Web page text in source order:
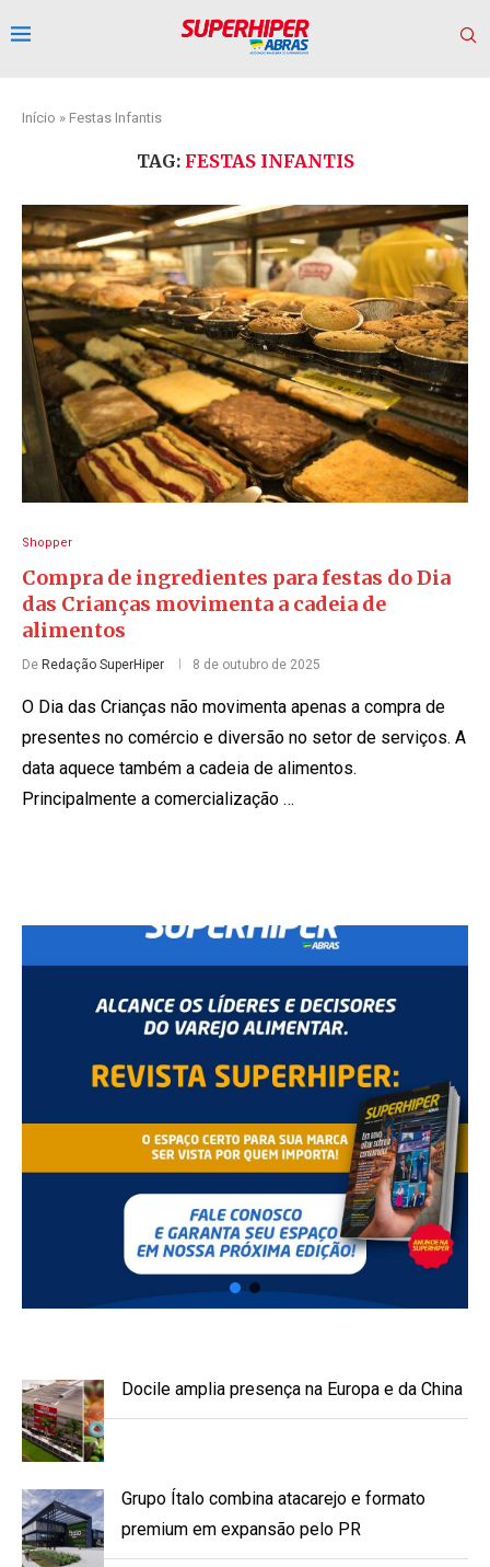
Início » Festas Infantis
TAG: FESTAS INFANTIS
Shopper
Compra de ingredientes para festas do Dia
das Crianças movimenta a cadeia de
alimentos
De Redação SuperHiper 8 de outubro de 2025
O Dia das Crianças não movimenta apenas a compra de
presentes no comércio e diversão no setor de serviços. A
data aquece também a cadeia de alimentos.
Principalmente a comercialização …
Docile amplia presença na Europa e da China
Grupo Ítalo combina atacarejo e formato
premium em expansão pelo PR